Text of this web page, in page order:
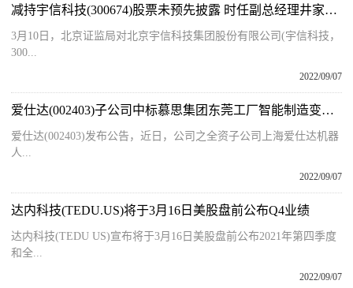
减持宇信科技(300674)股票未预先披露 时任副总经理井家斌收北京证监局警示函
3月10日，北京证监局对北京宇信科技集团股份有限公司(宇信科技，
300...
2022/09/07
爱仕达(002403)子公司中标慕思集团东莞工厂智能制造变革2期项目 涉资1.18亿元
爱仕达(002403)发布公告，近日，公司之全资子公司上海爱仕达机器
人...
2022/09/07
达内科技(TEDU.US)将于3月16日美股盘前公布Q4业绩
达内科技(TEDU US)宣布将于3月16日美股盘前公布2021年第四季度
和全...
2022/09/07